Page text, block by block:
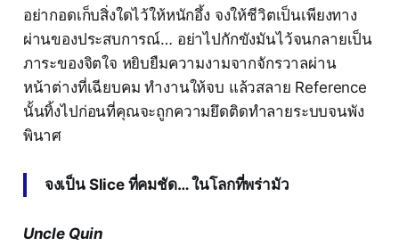
อย่ากอดเก็บสิ่งใดไว้ให้หนักอึ้ง จงให้ชีวิตเป็นเพียงทาง
ผ่านของประสบการณ์… อย่าไปกักขังมันไว้จนกลายเป็น
ภาระของจิตใจ หยิบยืมความงามจากจักรวาลผ่าน
หน้าต่างที่เฉียบคม ทำงานให้จบ แล้วสลาย Reference
นั้นทิ้งไปก่อนที่คุณจะถูกความยึดติดทำลายระบบจนพัง
พินาศ
จงเป็น Slice ที่คมชัด… ในโลกที่พร่ามัว
Uncle Quin